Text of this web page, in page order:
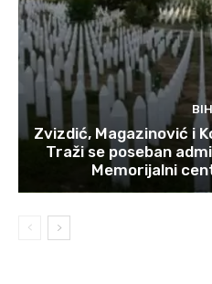
BIH
Zvizdić, Magazinović i
Traži se poseban
Memorijalni